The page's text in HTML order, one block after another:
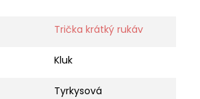
Trička krátký rukáv
Kluk
Tyrkysová